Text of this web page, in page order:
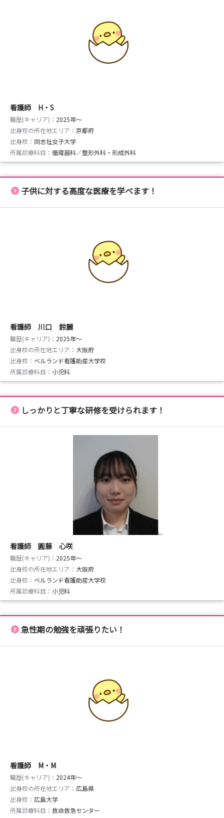
看護師 H・S
職歴(キャリア)： 2025年〜
出身校の所在地エリア： 京都府
出身校： 同志社女子大学
所属診療科目： 循環器科／整形外科・形成外科
子供に対する高度な医療を学べます！
看護師 川口 鈴麗
職歴(キャリア)： 2025年〜
出身校の所在地エリア： 大阪府
出身校： ベルランド看護助産大学校
所属診療科目： 小児科
しっかりと丁寧な研修を受けられます！
看護師 圓藤 心咲
職歴(キャリア)： 2025年〜
出身校の所在地エリア： 大阪府
出身校： ベルランド看護助産大学校
所属診療科目： 小児科
急性期の勉強を頑張りたい！
看護師 M・M
職歴(キャリア)： 2024年〜
出身校の所在地エリア： 広島県
出身校： 広島大学
所属診療科目： 救命救急センター